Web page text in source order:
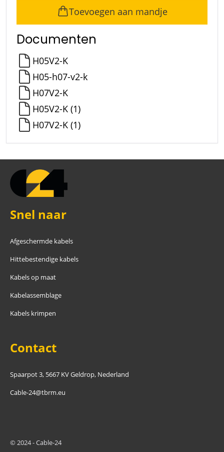
Toevoegen aan mandje
Documenten
H05V2-K
H05-h07-v2-k
H07V2-K
H05V2-K (1)
H07V2-K (1)
Snel naar
Afgeschermde kabels
Hittebestendige kabels
Kabels op maat
Kabelassemblage
Kabels krimpen
Contact
Spaarpot 3, 5667 KV Geldrop, Nederland
Cable-24@tbrm.eu
© 2024 - Cable-24